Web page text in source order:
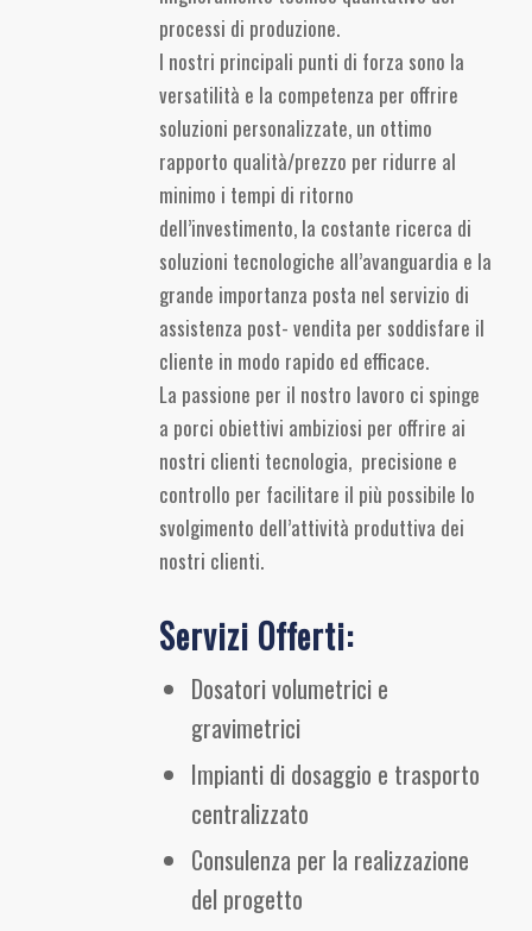
processi di produzione.
I nostri principali punti di forza sono la
versatilità e la competenza per offrire
soluzioni personalizzate, un ottimo
rapporto qualità/prezzo per ridurre al
minimo i tempi di ritorno
dell’investimento, la costante ricerca di
soluzioni tecnologiche all’avanguardia e la
grande importanza posta nel servizio di
assistenza post- vendita per soddisfare il
cliente in modo rapido ed efficace.
La passione per il nostro lavoro ci spinge
a porci obiettivi ambiziosi per offrire ai
nostri clienti tecnologia, precisione e
controllo per facilitare il più possibile lo
svolgimento dell’attività produttiva dei
nostri clienti.
Servizi Offerti:
Dosatori volumetrici e
gravimetrici
Impianti di dosaggio e trasporto
centralizzato
Consulenza per la realizzazione
del progetto